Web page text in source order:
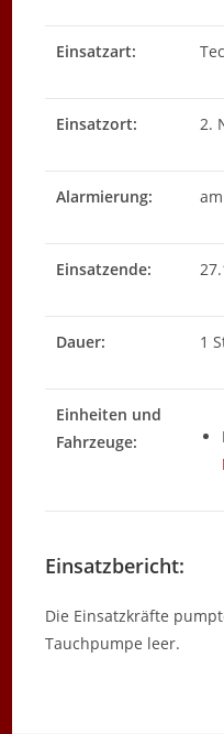
Einsatzart:
Einsatzort: 2.
Alarmierung:
Einsatzende:
Dauer: 1
Einheiten und
Fahrzeuge:
Einsatzbericht:
Die Einsatzkräfte
Tauchpumpe leer.